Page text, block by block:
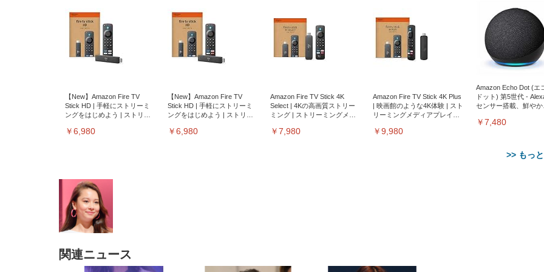
【New】Amazon Fire TV
Stick HD | 手軽にストリーミ
ングをはじめよう | ストリー
￥6,980
【New】Amazon Fire TV
Stick HD | 手軽にストリーミ
ングをはじめよう | ストリー
￥6,980
Amazon Fire TV Stick 4K
Select | 4Kの高画質ストリー
ミング | ストリーミングメデ
￥7,980
Amazon Fire TV Stick 4K Plus
| 映画館のような4K体験 | スト
リーミングメディアプレイヤ
￥9,980
Amazon Echo Dot (エ
ドット) 第5世代 -
センサー搭載、鮮やか
￥7,480
>> もっ
EIZO ビジネス向けプレミア EIZO ビジネス向けプレミア 【純正品】27"ゲーミングモ
【整備済み品】Dell
関連ニュース